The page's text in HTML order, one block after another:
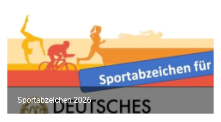
Sportabzeichen 2026